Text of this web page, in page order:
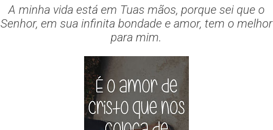
A minha vida está em Tuas mãos, porque sei que o
Senhor, em sua infinita bondade e amor, tem o melhor
para mim.